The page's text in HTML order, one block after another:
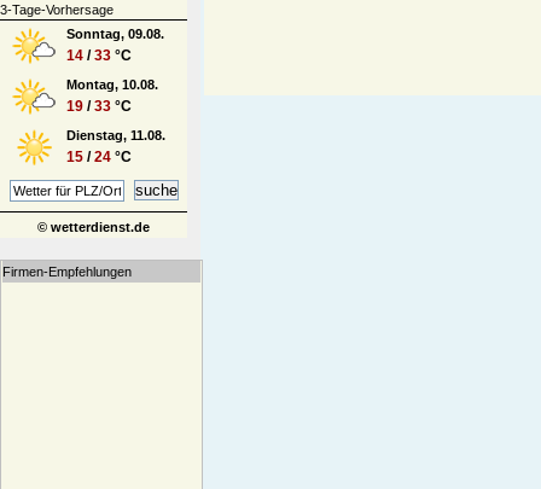
3-Tage-Vorhersage
Sonntag, 09.08.
14 /33 °C
Montag, 10.08.
19 /33 °C
Dienstag, 11.08.
15 /24 °C
© wetterdienst.de
Firmen-Empfehlungen